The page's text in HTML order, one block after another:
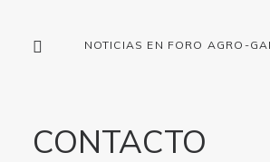
NOTICIAS EN FORO AGRO-
CONTACTO